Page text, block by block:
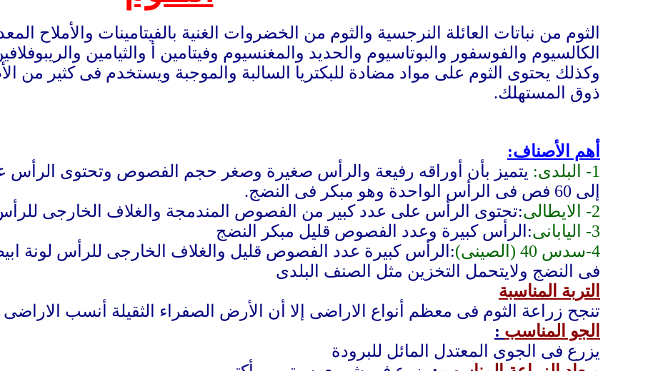
الثوم من نباتات العائلة النرجسية والثوم من الخضروات الغنية بالفيتامينات والأملاح
الكالسيوم والفوسفور والبوتاسيوم والحديد والمغنسيوم وفيتامين أ والثيامين
وكذلك يحتوى الثوم على مواد مضادة للبكتريا السالبة والموجبة ويستخدم فى كثير من
ذوق المستهلك.
أهم الأصناف:
1-
البلدى: يتميز بأن أوراقه رفيعة والرأس صغيرة وصغر حجم الفصوص وتحتوى
إلى 60 فص فى الرأس الواحدة وهو مبكر فى النضج.
2-
الايطالى:تحتوى الرأس على عدد كبير من الفصوص المندمجة والغلاف الخارجى
3-
اليابانى:الرأس كبيرة وعدد الفصوص قليل مبكر النضج
4-سدس 40 (
الصينى):الرأس كبيرة عدد الفصوص قليل والغلاف الخارجى للرأس لونة
فى النضج ولايتحمل التخزين مثل الصنف البلدى
التربة المناسبة
تنجح زراعة الثوم فى معظم أنواع الاراضى إلا أن الأرض الصفراء الثقيلة أنسب الاراضى
الجو المناسب :
يزرع فى الجوى المعتدل المائل للبرودة